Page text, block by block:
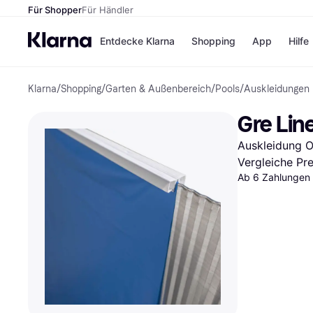
Für ShopperFür Händler
Entdecke Klarna
Zahlungsmethoden
Sofort bezahlen
Bezahle in 3
Bezahle in bis zu 30
Ratenzahlung
Shopping
Shops
eBay
Temu
SHEIN
App Hilfe
Klarna/Shopping/Garten & Außenbereich/Pools/Auskleidungen
Gre
Auskleidung
Vergleiche
Ab 6 Zahlungen